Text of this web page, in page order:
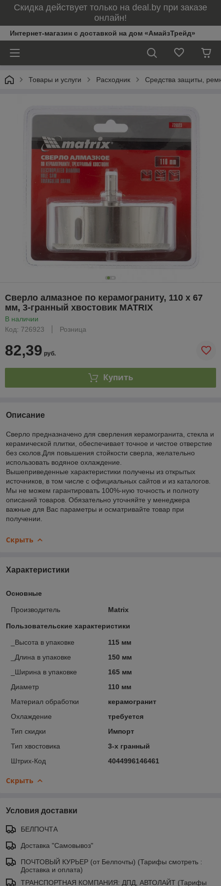
Скидка действует только на deal.by при заказе
онлайн!
Интернет-магазин с доставкой на дом «АмайзТрейд»
Товары и услуги Расходник Средства защиты,
Сверло алмазное по керамограниту, 110 х 67
мм, 3-гранный хвостовик MATRIX
В наличии
Код: 726923
Розница
82,39 руб.
Купить
Описание
Сверло предназначено для сверления керамогранита, стекла и
керамической плитки, обеспечивает точное и чистое отверстие
без сколов.Для повышения стойкости сверла, желательно
использовать водяное охлаждение.
Вышеприведенные характеристики получены из открытых
источников, в том числе с официальных сайтов и из каталогов.
Мы не можем гарантировать 100%-ную точность и полноту
описаний товаров. Обязательно уточняйте у менеджера
важные для Вас параметры и осматривайте товар при
получении.
Скрыть
Характеристики
Основные
Производитель Matrix
Пользовательские характеристики
_Высота в упаковке
115 мм
_Длина в упаковке
150 мм
_Ширина в упаковке
165 мм
Диаметр
110 мм
Материал обработки
керамогранит
Охлаждение
требуется
Тип скидки
Импорт
Тип хвостовика
3-х гранный
Штрих-Код
4044996146461
Скрыть
Условия доставки
БЕЛПОЧТА
Доставка "Самовывоз"
ПОЧТОВЫЙ КУРЬЕР (от Белпочты) (Тарифы смотреть :
Доставка и оплата)
ТРАНСПОРТНАЯ КОМПАНИЯ: ДПД, АВТОЛАЙТ (Тарифы